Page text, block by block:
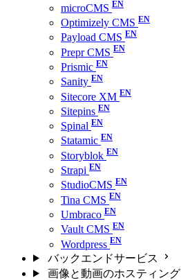
microCMS
Optimizely CMS
Payload CMS
Prepr CMS
Prismic
Sanity
Sitecore XM
Sitepins
Spinal
Statamic
Storyblok
Strapi
StudioCMS
Tina CMS
Umbraco
Vault CMS
Wordpress
バックエンドサービス
画像と動画のホスティング